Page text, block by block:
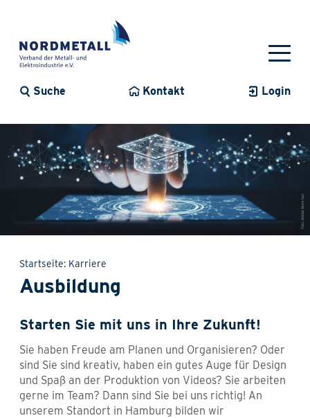
Suche Kontakt Login
Startseite Karriere
Ausbildung
Starten Sie mit uns in Ihre Zukunft!
Sie haben Freude am Planen und Organisieren? Oder
sind Sie sind kreativ, haben ein gutes Auge für Design
und Spaß an der Produktion von Videos? Sie arbeiten
gerne im Team? Dann sind Sie bei uns richtig! An
unserem Standort in Hamburg bilden wir